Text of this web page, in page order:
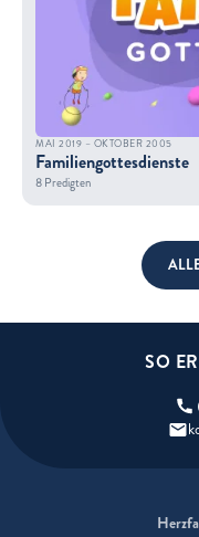
MAI 2019 – OKTOBER 2005
Familiengottesdienste
8 Predigten
SO